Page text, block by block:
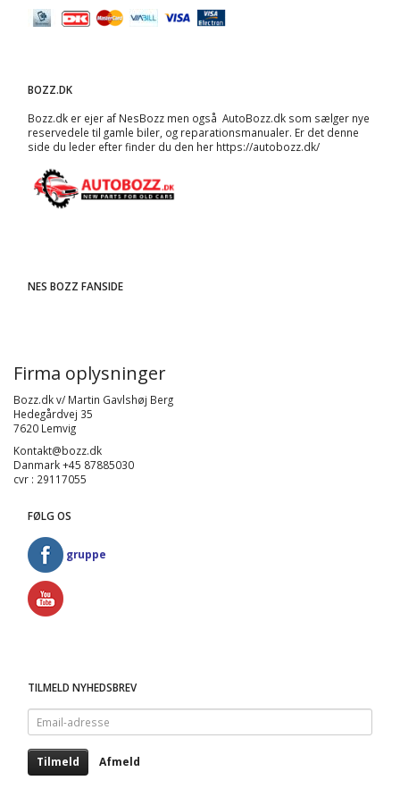
BOZZ.DK
Bozz.dk er ejer af NesBozz men også AutoBozz.dk som sælger nye
reservedele til gamle biler, og reparationsmanualer. Er det denne
side du leder efter finder du den her https://autobozz.dk/
NES BOZZ FANSIDE
Firma oplysninger
Bozz.dk v/ Martin Gavlshøj Berg
Hedegårdvej 35
7620 Lemvig
Kontakt@bozz.dk
Danmark +45 87885030
cvr : 29117055
FØLG OS
gruppe
TILMELD NYHEDSBREV
Email-
adresse
Tilmeld Afmeld